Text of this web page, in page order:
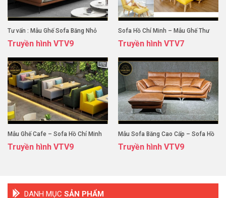
Tư vấn : Mẫu Ghế Sofa Băng Nhỏ
Nhắn Cho Phòng Khách
Truyền hình VTV9
Sofa Hồ Chí Minh – Mẫu Ghế Thư
Giản
Truyền hình VTV7
Mẫu Ghế Cafe – Sofa Hồ Chí Minh
Truyền hình VTV9
Mẫu Sofa Băng Cao Cấp – Sofa Hồ
Chí Minh
Truyền hình VTV9
DANH MỤC SẢN PHẨM